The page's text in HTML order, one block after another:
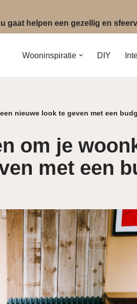
gaat helpen een gezellig en
Wooninspiratie DIY
nieuwe look te geven met een
om je
met een